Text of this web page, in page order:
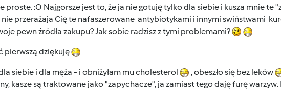
proste. :O Najgorsze jest to, że ja nie gotuję tylko dla siebie i kusza mnie te
nie przerażaja Cię te nafaszerowane antybiotykami i innymi swiństwami
pewn źródła zakupu? Jak sobie radzisz z tymi problemami?
pierwszą dziękuję
siebie i dla męża - i obniżyłam mu cholesterol , obeszło się bez leków
kasze są traktowane jako "zapychacze", ja zamiast tego daję furę